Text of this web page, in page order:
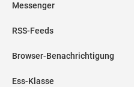
Messenger
RSS-Feeds
Browser-Benachrichtigung
Ess-Klasse